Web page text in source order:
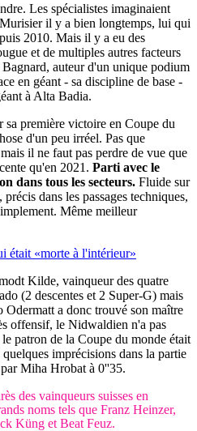
Les spécialistes imaginaient
il y a bien longtemps, lui qui
2010. Mais il y a eu des
et de multiples autres facteurs
auteur d'un unique podium
en géant - sa discipline de base -
à Alta Badia.
première victoire en Coupe du
d'un peu irréel. Pas que
il ne faut pas perdre de vue que
qu'en 2021. Parti avec le
dans tous les secteurs. Fluide sur
dans les passages techniques,
Même meilleur
était «morte à l'intérieur»
Kilde, vainqueur des quatre
(2 descentes et 2 Super-G) mais
Odermatt a donc trouvé son maître
offensif, le Nidwaldien n'a pas
patron de la Coupe du monde était
imprécisions dans la partie
Miha Hrobat à 0''35.
des vainqueurs suisses en
noms tels que Franz Heinzer,
Küng et Beat Feuz.